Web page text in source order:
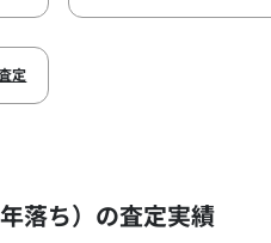
定
落ち）の査定実績